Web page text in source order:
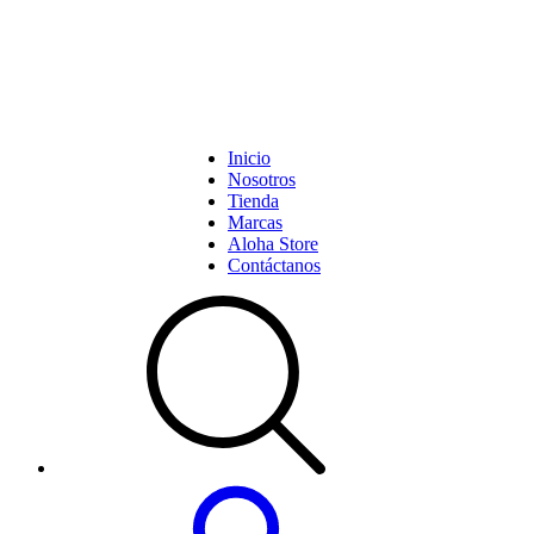
Inicio
Nosotros
Tienda
Marcas
Aloha Store
Contáctanos